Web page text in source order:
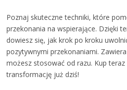
Poznaj skuteczne techniki, które
przekonania na wspierające. Dzięki
dowiesz się, jak krok po kroku
pozytywnymi przekonaniami.
możesz stosować od razu. Kup
transformację już dziś!